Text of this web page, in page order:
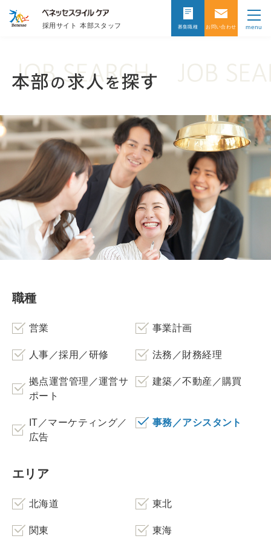
採用サイト 本部スタッフ 募集職種 お問い合わせ menu
職種
営業 事業計画
人事／採用／研修 法務／財務経理
拠点運営管理／運営サ
ポート
建築／不動産／購買
IT／マーケティング／
広告
事務／アシスタント
エリア
北海道 東北
関東 東海